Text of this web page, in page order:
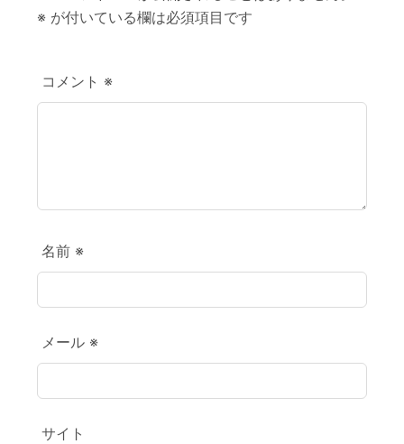
※ が付いている欄は必須項目です
コメント ※
名前 ※
メール ※
サイト